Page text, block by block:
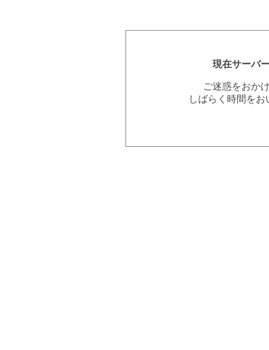
現在サーバ
ご迷惑をおか
しばらく時間を